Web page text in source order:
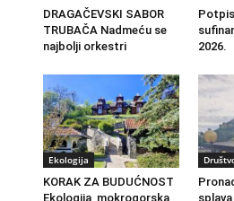
DRAGAČEVSKI SABOR
TRUBAČA Nadmeću se
najbolji orkestri
2026.
Ekologija
KORAK ZA BUDUĆNOST
Ekologija, mokrogorska